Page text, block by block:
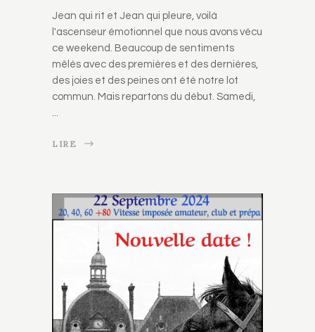
Jean qui rit et Jean qui pleure, voilà
l'ascenseur émotionnel que nous avons vécu
ce weekend. Beaucoup de sentiments
mêlés avec des premières et des dernières,
des joies et des peines ont été notre lot
commun. Mais repartons du début. Samedi,
LIRE